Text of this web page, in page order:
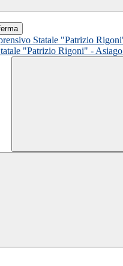
"Patrizio Rigoni" - Asiago